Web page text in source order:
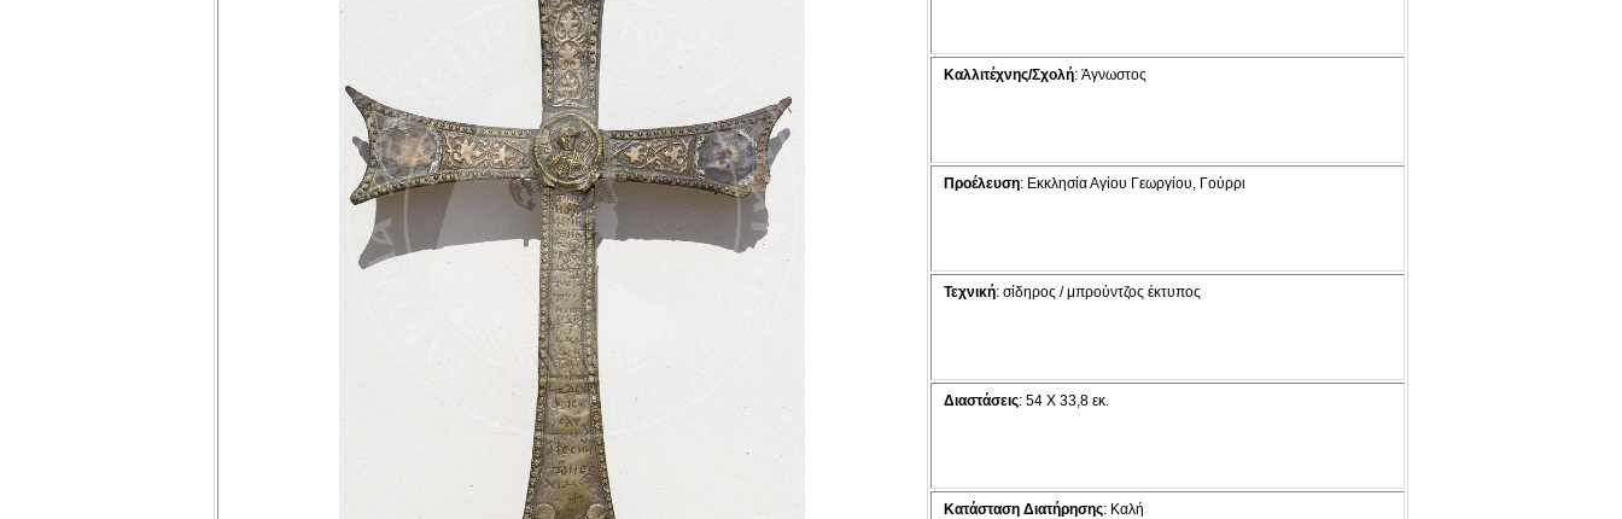
Καλλιτέχνης/Σχολή: Άγνωστος
Προέλευση: Εκκλησία Αγίου Γεωργίου, Γούρρι
Τεχνική: σίδηρος / μπρούντζος έκτυπος
Διαστάσεις: 54 Χ 33,8 εκ.
Κατάσταση Διατήρησης: Καλή